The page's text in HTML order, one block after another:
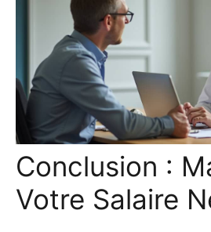
Conclusion :
Votre Salaire